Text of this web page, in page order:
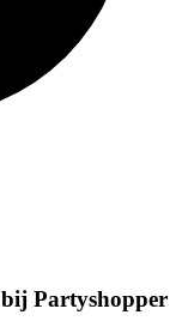
bij Partyshopper